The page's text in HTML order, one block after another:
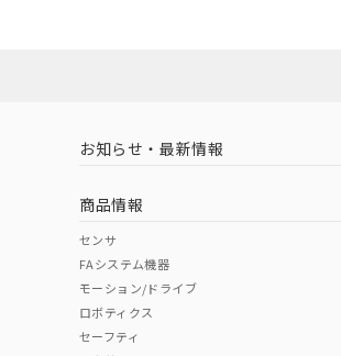
中国 RoHS 注意事項・凡例
中国 RoHS表
Pb Hg
お知らせ・最新情報
商品情報
センサ
FAシステム機器
モーション/ドライブ
ロボティクス
セーフティ